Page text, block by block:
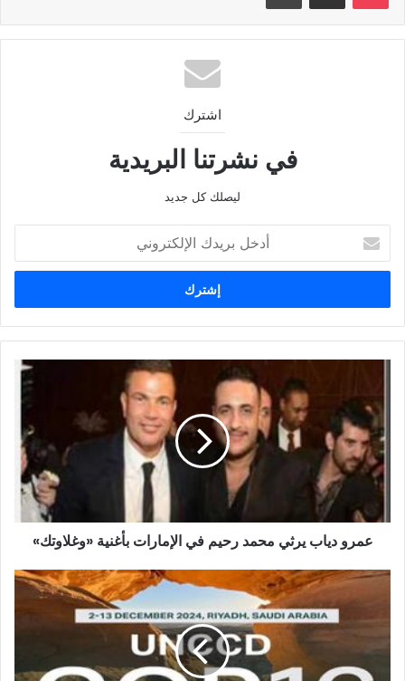
اشترك
في نشرتنا البريدية
ليصلك كل جديد
بريدك
الإلكتروني
يرثي
محمد
رحيم
في
الإمارات
بأغنية
«وغلاوتك»
عمرو دياب يرثي محمد رحيم في الإمارات بأغنية «وغلاوتك»
مؤتمر
الأطراف
ينطلق
في
الرياض: